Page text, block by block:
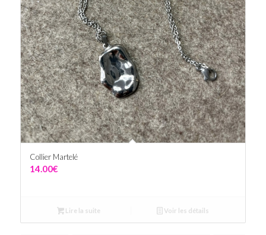
Collier Martelé
14.00€
Lire la suite Voir les détails